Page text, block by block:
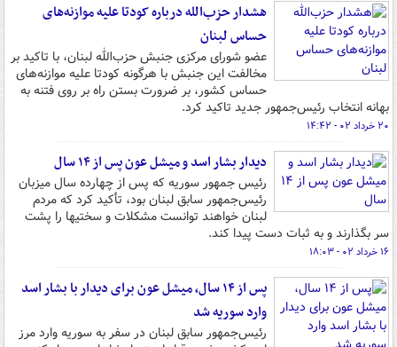
هشدار حزب‌الله درباره کودتا علیه موازنه‌های
حساس لبنان
عضو شورای مرکزی جنبش حزب‌الله لبنان، با تاکید بر
مخالفت این جنبش با هرگونه کودتا علیه موازنه‌های
حساس کشور، بر ضرورت بستن راه بر روی فتنه به
بهانه انتخاب رئیس‌جمهور جدید تاکید کرد.
۲۰ خرداد ۰۲ - ۱۴:۴۲
دیدار بشار اسد و میشل عون پس از ۱۴ سال
رئیس جمهور سوریه که پس از چهارده سال میزبان
رئیس‌جمهور سابق لبنان بود، تأکید کرد که مردم
لبنان خواهند توانست مشکلات و سختیها را پشت
سر بگذارند و به ثبات دست پیدا کند.
۱۶ خرداد ۰۲ - ۱۸:۰۳
پس از ۱۴ سال، میشل عون برای دیدار با بشار اسد
وارد سوریه شد
رئیس‌جمهور سابق لبنان در سفر به سوریه وارد مرز